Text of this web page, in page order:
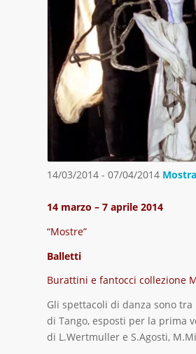
14/03/2014 - 07/04/2014 Mostra
14 marzo – 7 aprile 2014
“Mostre”
Balletti
Burattini e fantocci collezione
Gli spettacoli di danza sono
di Tango, esposti per la prima
di L.Wertmuller e S.Agosti,